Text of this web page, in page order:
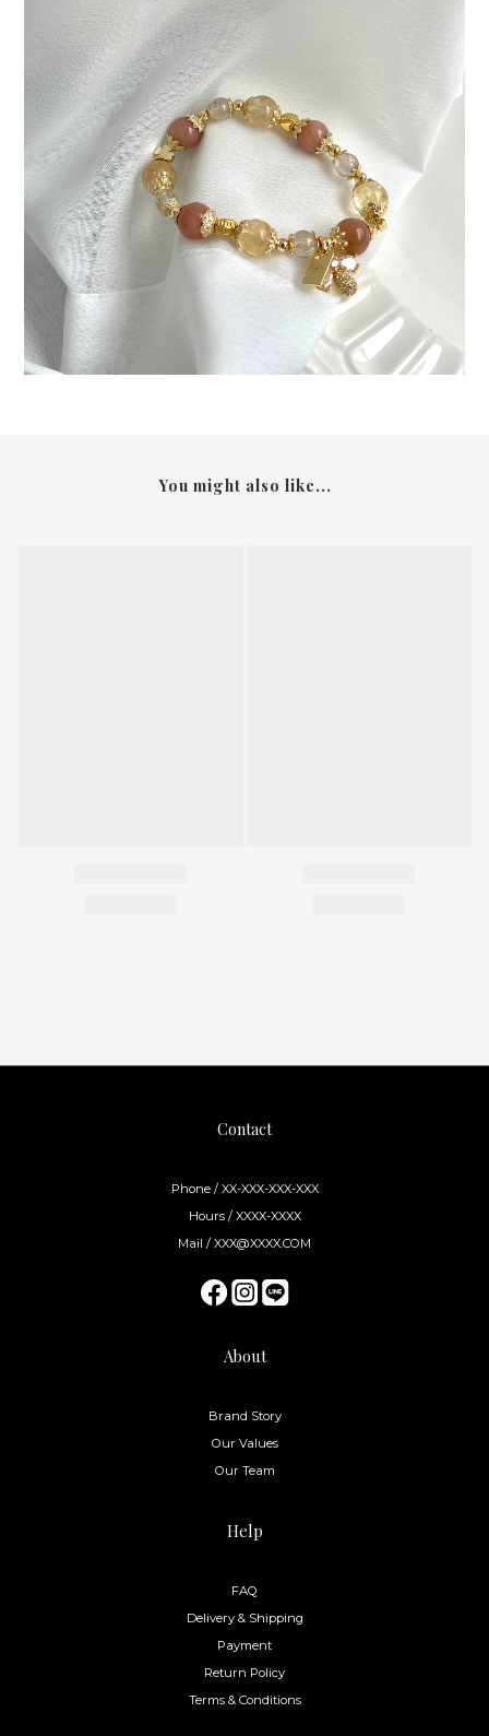
You might also like...
Contact
Phone / XX-XXX-XXX-XXX
Hours / XXXX-XXXX
Mail / XXX@XXXX.COM
About
Brand Story
Our Values
Our Team
Help
FAQ
Delivery & Shipping
Payment
Return Policy
Terms & Conditions